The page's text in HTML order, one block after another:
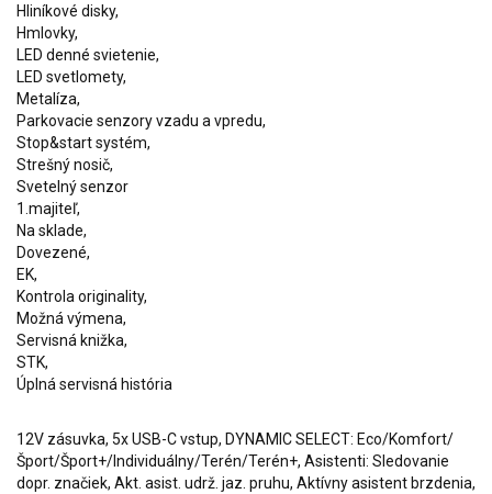
Hliníkové disky,
Hmlovky,
LED denné svietenie,
LED svetlomety,
Metalíza,
Parkovacie senzory vzadu a vpredu,
Stop&start systém,
Strešný nosič,
Svetelný senzor
1.majiteľ,
Na sklade,
Dovezené,
EK,
Kontrola originality,
Možná výmena,
Servisná knižka,
STK,
12V zásuvka, 5x USB-C vstup, DYNAMIC SELECT: Eco/Komfort/
Šport/Šport+/Individuálny/Terén/Terén+, Asistenti: Sledovanie
dopr. značiek, Akt. asist. udrž. jaz. pruhu, Aktívny asistent brzdenia,